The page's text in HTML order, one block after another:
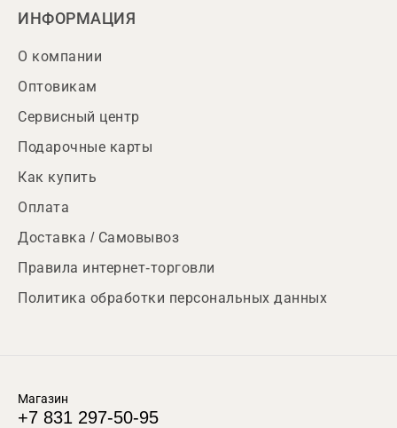
ИНФОРМАЦИЯ
О компании
Оптовикам
Сервисный центр
Подарочные карты
Как купить
Оплата
Доставка / Самовывоз
Правила интернет-торговли
Политика обработки персональных данных
Магазин
+7 831 297-50-95